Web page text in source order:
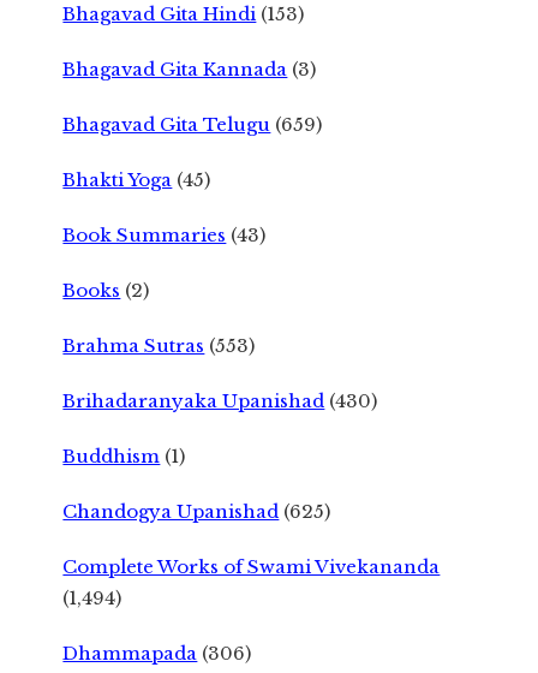
Bhagavad Gita Hindi (153)
Bhagavad Gita Kannada (3)
Bhagavad Gita Telugu (659)
Bhakti Yoga (45)
Book Summaries (43)
Books (2)
Brahma Sutras (553)
Brihadaranyaka Upanishad (430)
Buddhism (1)
Chandogya Upanishad (625)
Complete Works of Swami Vivekananda
(1,494)
Dhammapada (306)